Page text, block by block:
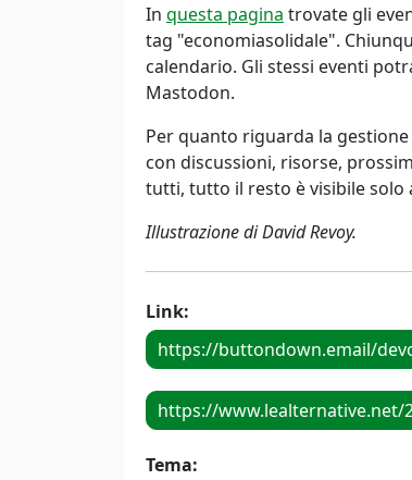
In questa pagina trovate gli
tag "economiasolidale".
calendario. Gli stessi eventi
Mastodon.
Per quanto riguarda la
con discussioni, risorse,
tutti, tutto il resto è visibile solo
Illustrazione di David Revoy.
Link:
https://buttondown.email/
https://www.lealternative.net/
Tema: